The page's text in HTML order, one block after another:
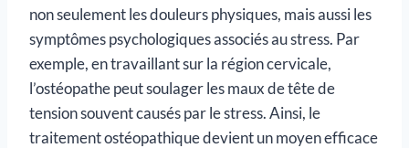
non seulement les douleurs physiques, mais aussi les
symptômes psychologiques associés au stress. Par
exemple, en travaillant sur la région cervicale,
l’ostéopathe peut soulager les maux de tête de
tension souvent causés par le stress. Ainsi, le
traitement ostéopathique devient un moyen efficace